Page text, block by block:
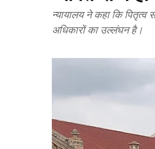
न्यायालय ने कहा कि
अधिकारों का उल्लंघन है।